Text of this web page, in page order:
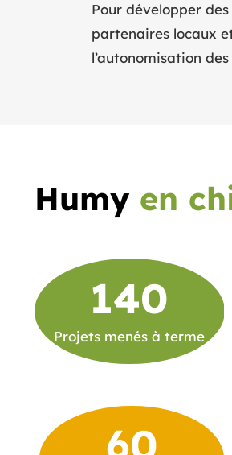
Pour développer
partenaires locaux
l’autonomisation
Humy en
140
Projets menés à terme